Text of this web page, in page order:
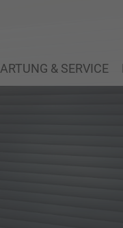
& SERVICE